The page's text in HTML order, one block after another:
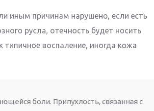
иным причинам нарушено, если есть
русла, отечность будет носить
типичное воспаление, иногда кожа
боли. Припухлость, связанная с